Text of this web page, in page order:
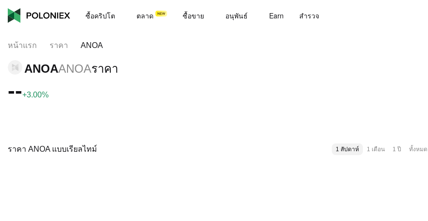
ซื้อคริปโต ตลาด ซื้อขาย อนุพันธ์ Earn สํารวจ
หน้าแรก ราคา ANOA
ANOAANOAราคา
--+3.00%
ราคา ANOA แบบเรียลไทม์ 1 สัปดาห์ 1 เดือน 1 ปี ทั้งหมด